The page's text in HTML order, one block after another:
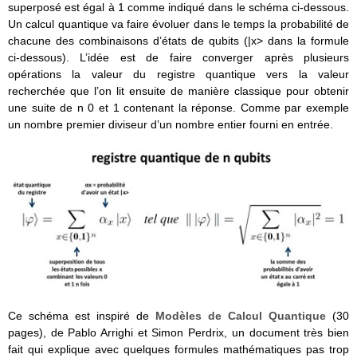
superposé est égal à 1 comme indiqué dans le schéma ci-dessous.
Un calcul quantique va faire évoluer dans le temps la probabilité de
chacune des combinaisons d’états de qubits (|x> dans la formule
ci-dessous). L’idée est de faire converger après plusieurs
opérations la valeur du registre quantique vers la valeur
recherchée que l’on lit ensuite de manière classique pour obtenir
une suite de n 0 et 1 contenant la réponse. Comme par exemple
un nombre premier diviseur d’un nombre entier fourni en entrée.
Ce schéma est inspiré de Modèles de Calcul Quantique (30
pages), de Pablo Arrighi et Simon Perdrix, un document très bien
fait qui explique avec quelques formules mathématiques pas trop